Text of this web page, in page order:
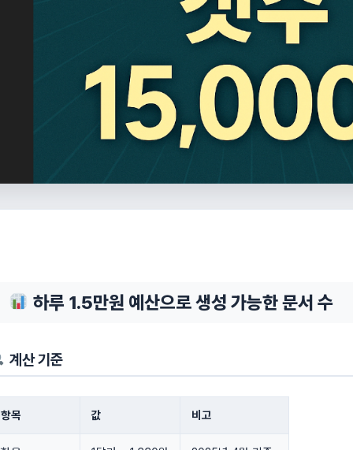
하루 1.5만원 예산으로 생성 가능한 문서 수
계산 기준
항목 값 비고